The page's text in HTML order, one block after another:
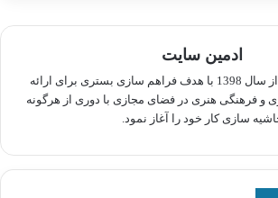
ادمین سایت
رسانه کاشمر سلام، از سال 1398 با هدف فراهم سازی بستری برای ارائه
و فرهنگی هنری در فضای مجازی با دوری از هرگونه
سازی کار خود را آغاز نمود.